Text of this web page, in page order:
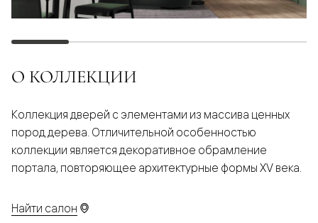
О КОЛЛЕКЦИИ
Коллекция дверей с элементами из массива ценных
пород дерева. Отличительной особенностью
коллекции является декоративное обрамление
портала, повторяющее архитектурные формы XV века.
Найти салон